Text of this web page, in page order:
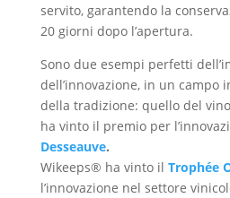
servito, garantendo la
20 giorni dopo l’apertura.
Sono due esempi perfetti
dell’innovazione, in un campo
della tradizione: quello del
ha vinto il premio per
Desseauve.
Wikeeps® ha vinto il Trophée
l’innovazione nel settore